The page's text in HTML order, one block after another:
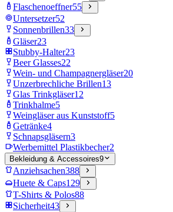
Flaschenoeffner55
Untersetzer52
Sonnenbrillen33
Gläser23
Stubby-Halter23
Beer Glasses22
Wein- und Champagnergläser20
Unzerbrechliche Brillen13
Glas Trinkgläser12
Trinkhalme5
Weingläser aus Kunststoff5
Getränke4
Schnapsgläsern3
Werbemittel Plastikbecher2
Bekleidung & Accessoires9
Anziehsachen388
Huete & Caps129
T-Shirts & Polos88
Sicherheit43